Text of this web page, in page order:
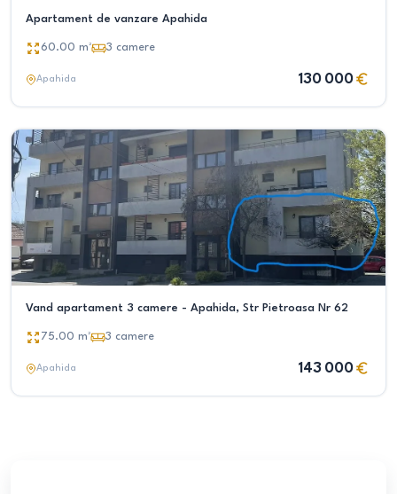
Apartament de vanzare Apahida
60.00 m² 3 camere
Apahida 130 000
Vand apartament 3 camere - Apahida, Str Pietroasa Nr 62
75.00 m² 3 camere
Apahida 143 000